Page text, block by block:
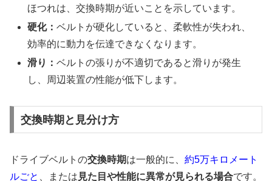
ほつれは、交換時期が近いことを示しています。
硬化：ベルトが硬化していると、柔軟性が失われ、
効率的に動力を伝達できなくなります。
滑り：ベルトの張りが不適切であると滑りが発生
し、周辺装置の性能が低下します。
交換時期と見分け方
ドライブベルトの交換時期は一般的に、 約5万キロメート
ルごと
、または 見た目や性能に異常が見られる場合です。